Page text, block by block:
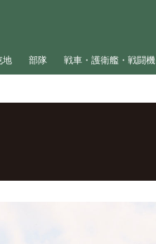
地 部隊 戦車・護衛艦・戦闘機